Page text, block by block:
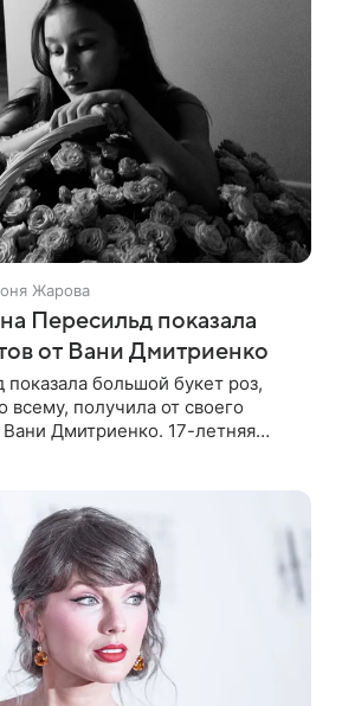
Жарова
Пересильд показала
от Вани Дмитриенко
большой букет роз,
всему, получилa от своего
Дмитриенко. 17-летняя